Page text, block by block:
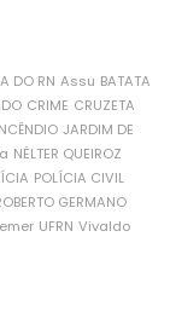
DO RN Assu BATATA
CRIME CRUZETA
JARDIM DE
NÉLTER QUEIROZ
POLÍCIA CIVIL
GERMANO
UFRN Vivaldo